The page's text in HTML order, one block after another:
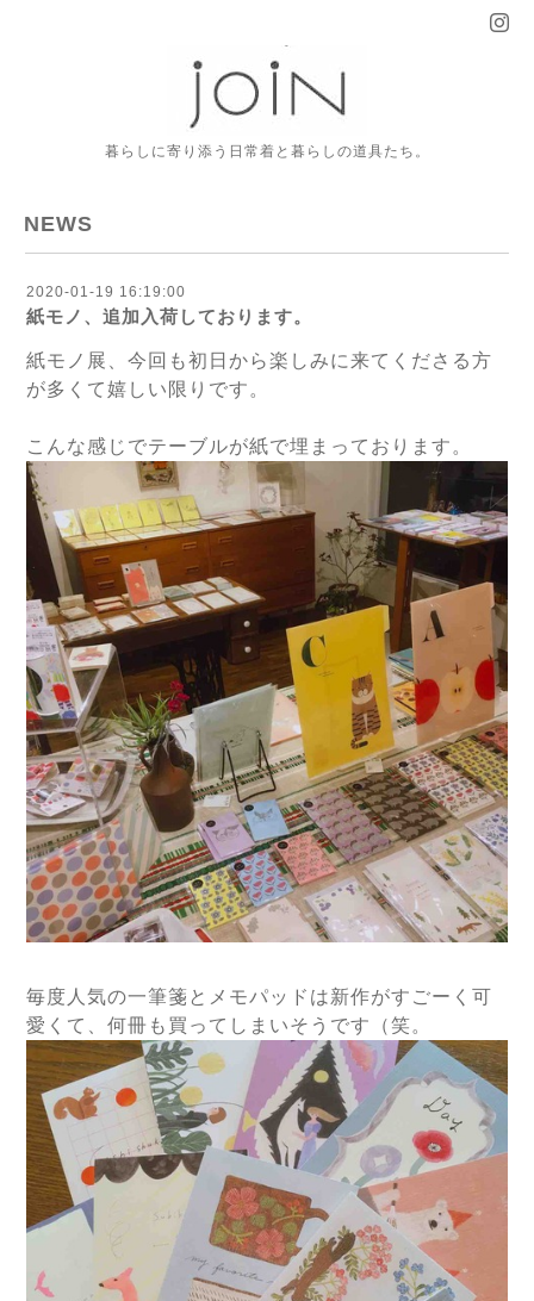
暮らしに寄り添う日常着と暮らしの道具たち。
NEWS
2020-01-19 16:19:00
紙モノ、追加入荷しております。
紙モノ展、今回も初日から楽しみに来てくださる方
が多くて嬉しい限りです。
こんな感じでテーブルが紙で埋まっております。
毎度人気の一筆箋とメモパッドは新作がすごーく可
愛くて、何冊も買ってしまいそうです（笑。